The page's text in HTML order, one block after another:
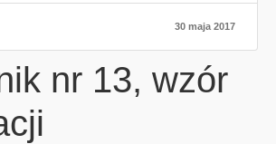
30 maja 2017
nr 13, wzór